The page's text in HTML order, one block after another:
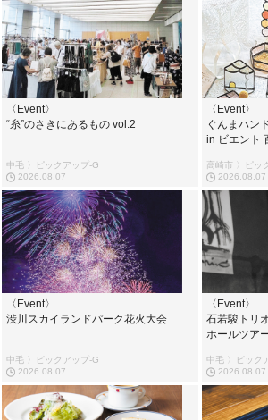
〈Event〉
“糸”のさきにあるもの vol.2
中毛 〉ピックアップ-G
2026.08.07
〈Event〉
ぐんまハン
in ビエント
高崎市 〉ピッ
2026.08.07
〈Event〉
渋川スカイランドパーク花火大会
中毛 〉ピックアップ-G
2026.08.07
〈Event〉
石若駿トリ
ホールツア
中毛 〉ピック
2026.08.07